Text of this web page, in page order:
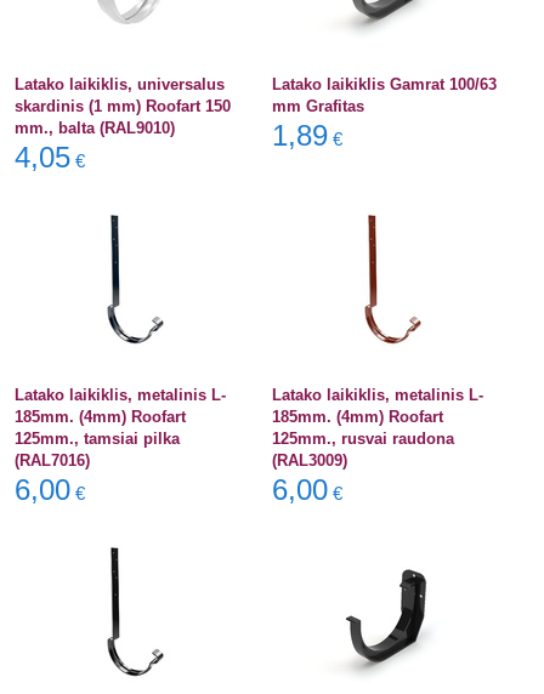
Latako laikiklis, universalus
skardinis (1 mm) Roofart 150
mm., balta (RAL9010)
4,05 €
Latako laikiklis Gamrat 100/63
mm Grafitas
1,89 €
Latako laikiklis, metalinis L-
185mm. (4mm) Roofart
125mm., tamsiai pilka
(RAL7016)
6,00 €
Latako laikiklis, metalinis L-
185mm. (4mm) Roofart
125mm., rusvai raudona
(RAL3009)
6,00 €